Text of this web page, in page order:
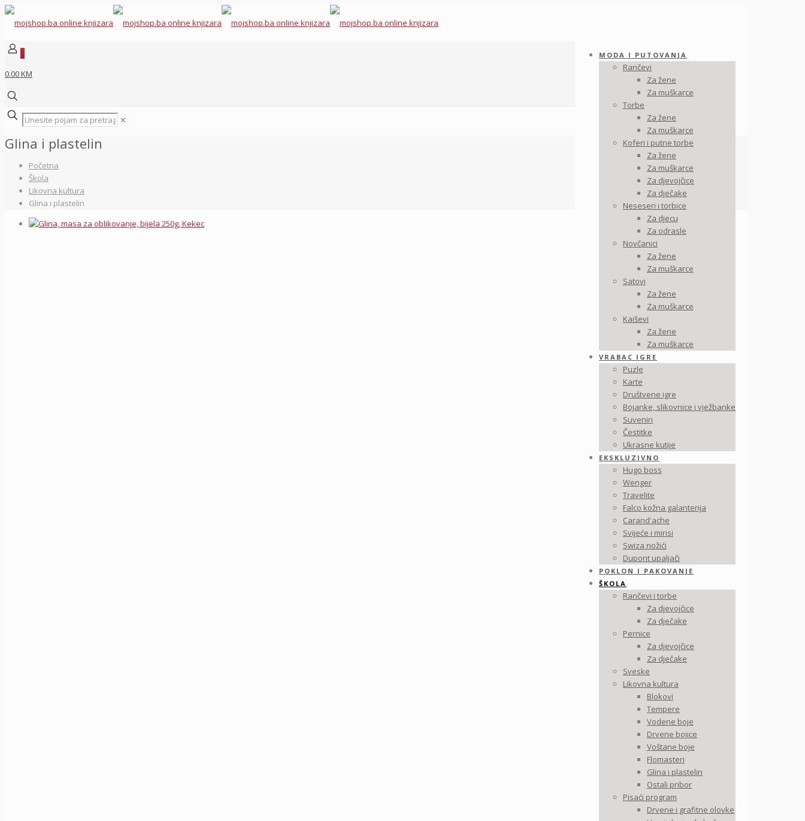
MODA I PUTOVANJA
Rančevi
Za žene
Za muškarce
Torbe
Za žene
Za muškarce
Koferi i putne torbe
Za žene
Za muškarce
Za djevojčice
Za dječake
Neseseri i torbice
Za djecu
Za odrasle
Novčanici
Za žene
Za muškarce
Satovi
Za žene
Za muškarce
Kaiševi
Za žene
Za muškarce
VRABAC IGRE
Puzle
Karte
Društvene igre
Bojanke, slikovnice i vježbanke
Suveniri
Čestitke
Ukrasne kutije
EKSKLUZIVNO
Hugo boss
Wenger
Travelite
Falco kožna galanterija
Carand'ache
Svijeće i mirisi
Swiza nožići
Dupont upaljači
POKLON I PAKOVANJE
ŠKOLA
Rančevi i torbe
Za djevojčice
Za dječake
Pernice
Za djevojčice
Za dječake
Sveske
Likovna kultura
Blokovi
Tempere
Vodene boje
Drvene bojice
Voštane boje
Flomasteri
Glina i plastelin
Ostali pribor
Pisaći program
Drvene i grafitne olovke
0
0.00 KM
✕
Glina i plastelin
Početna
Škola
Likovna kultura
Glina i plastelin